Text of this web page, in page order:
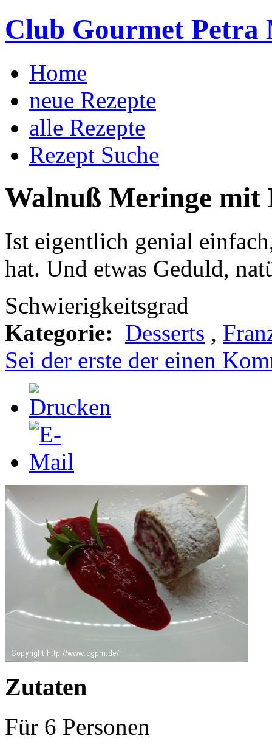
Club Gourmet Petra
Home
neue Rezepte
alle Rezepte
Rezept Suche
Walnuß Meringe
Ist eigentlich genial
hat. Und etwas Geduld,
Schwierigkeitsgrad
Kategorie: Desserts ,
Sei der erste der einen
Zutaten
Für 6 Personen